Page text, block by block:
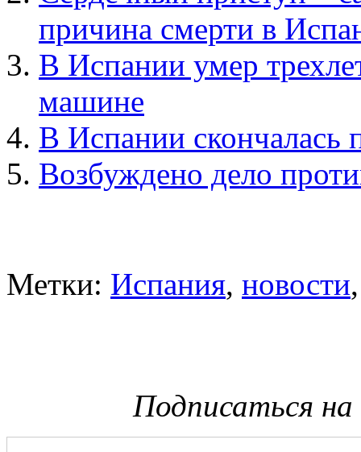
причина смерти в
В Испании умер
машине
В Испании скончалась
Возбуждено дело
Метки: Испания, новости
Подписаться